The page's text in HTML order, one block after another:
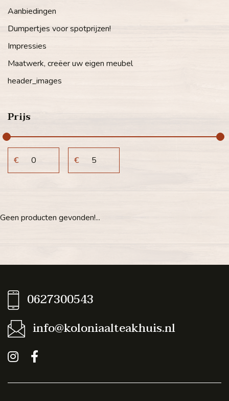
Aanbiedingen
Dumpertjes voor spotprijzen!
Impressies
Maatwerk, creëer uw eigen meubel
header_images
Prijs
€ €
Geen producten gevonden!...
0627300543
info@koloniaalteakhuis.nl